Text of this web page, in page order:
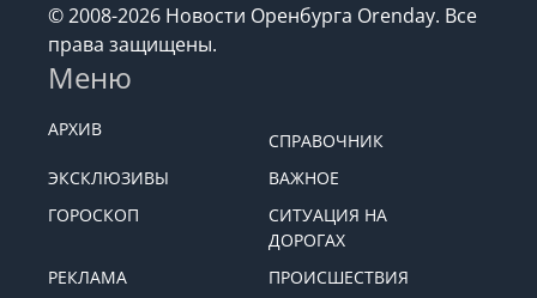
© 2008-2026 Новости Оренбурга Orenday. Все
права защищены.
Меню
АРХИВ
СПРАВОЧНИК
ЭКСКЛЮЗИВЫ
ВАЖНОЕ
ГОРОСКОП
СИТУАЦИЯ НА
ДОРОГАХ
РЕКЛАМА
ПРОИСШЕСТВИЯ